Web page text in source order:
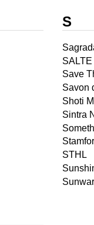
S
SALTE
Save
Savon
Shoti
Sintra
STHL